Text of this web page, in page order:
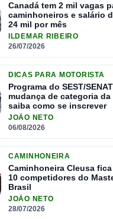
Canadá tem 2 mil vagas
caminhoneiros e salário
24 mil por mês
ILDEMAR RIBEIRO
26/07/2026
DICAS PARA MOTORISTA
Programa do SEST/
mudança de categoria da
saiba como se inscrever
JOÃO NETO
06/08/2026
CAMINHONEIRA
Caminhoneira Cleusa
10 competidores do
Brasil
JOÃO NETO
28/07/2026